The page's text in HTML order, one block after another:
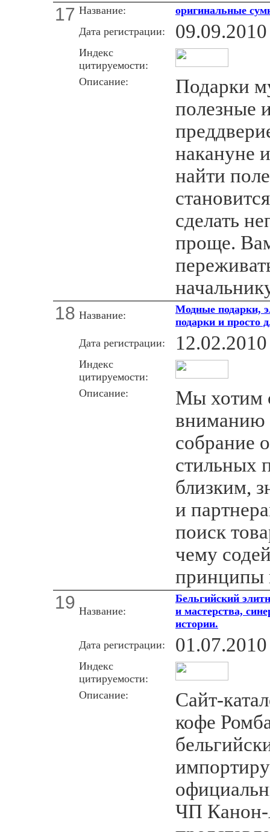
17 Название:
оригинальные
Дата регистрации:
09.09.2010
Индекс
цитируемости:
Описание:
Подарки
полезные
накануне
найти
сделать
проще.
18 Название:
Модные подарки,
подарки и просто
Дата регистрации:
12.02.2010
Индекс
цитируемости:
Описание:
Мы хотим
собрание
стильных
близким,
и
поиск
чему
принципы
19 Название:
Бельгийский
и мастерства,
истории.
Дата регистрации:
01.07.2010
Индекс
цитируемости:
Описание:
Сайт-
кофе
ЧП Канон-